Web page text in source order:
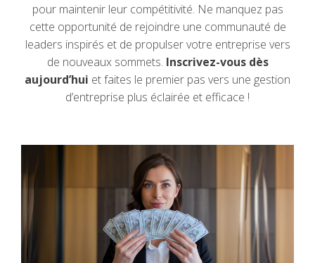
pour maintenir leur compétitivité. Ne manquez pas
cette opportunité de rejoindre une communauté de
leaders inspirés et de propulser votre entreprise vers
de nouveaux sommets. Inscrivez-vous dès
aujourd’hui et faites le premier pas vers une gestion
d’entreprise plus éclairée et efficace !